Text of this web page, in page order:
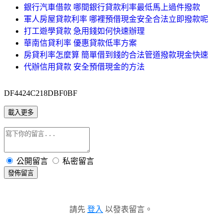
銀行汽車借款 哪間銀行貸款利率最低馬上過件撥款
軍人房屋貸款利率 哪裡預借現金安全合法立即撥款呢
打工遊學貸款 急用錢如何快速辦理
華南信貸利率 優惠貸款低率方案
房貸利率怎麼算 簡單借到錢的合法管道撥款現金快速
代辦信用貸款 安全預借現金的方法
DF4424C218DBF0BF
載入更多
公開留言 私密留言
發佈留言
請先 登入 以發表留言。